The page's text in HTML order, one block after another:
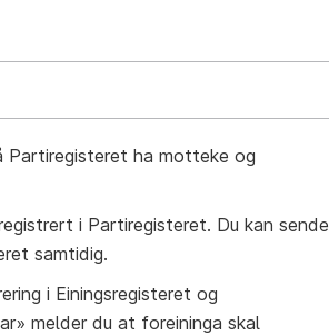
Partiregisteret ha motteke og
i Partiregisteret. Du kan sende
samtidig.
i Einingsregisteret og
melder du at foreininga skal